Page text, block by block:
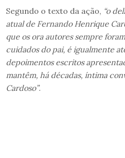
Segundo o texto da ação, “o
atual de Fernando Henrique
que os ora autores sempre
cuidados do pai, é igualmente
depoimentos escritos
mantêm, há décadas, íntima
Cardoso”.